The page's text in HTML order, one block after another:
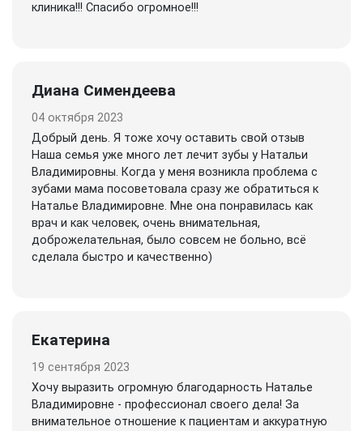
клиника!!! Спасибо огромное!!!
Диана Симендеева
04 октября 2023
Добрый день. Я тоже хочу оставить свой отзыв
Наша семья уже много лет лечит зубы у Натальи
Владимировны. Когда у меня возникла проблема с
зубами мама посоветовала сразу же обратиться к
Наталье Владимировне. Мне она понравилась как
врач и как человек, очень внимательная,
доброжелательная, было совсем не больно, всё
сделала быстро и качественно)
Екатерина
19 сентября 2023
Хочу выразить огромную благодарность Наталье
Владимировне - профессионал своего дела! За
внимательное отношение к пациентам и аккуратную